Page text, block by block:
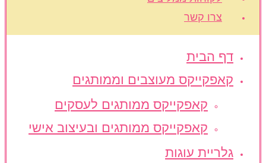
צרו קשר
דף הבית
קאפקייקס מעוצבים וממותגים
קאפקייקס ממותגים לעסקים
קאפקייקס ממותגים ובעיצוב אישי
גלריית עוגות